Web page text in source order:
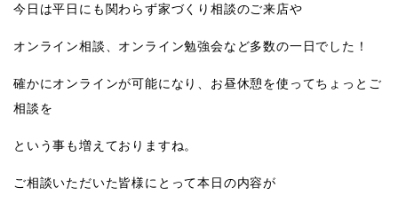
今日は平日にも関わらず家づくり相談のご来店や
オンライン相談、オンライン勉強会など多数の一日でした！
確かにオンラインが可能になり、お昼休憩を使ってちょっとご
相談を
という事も増えておりますね。
ご相談いただいた皆様にとって本日の内容が